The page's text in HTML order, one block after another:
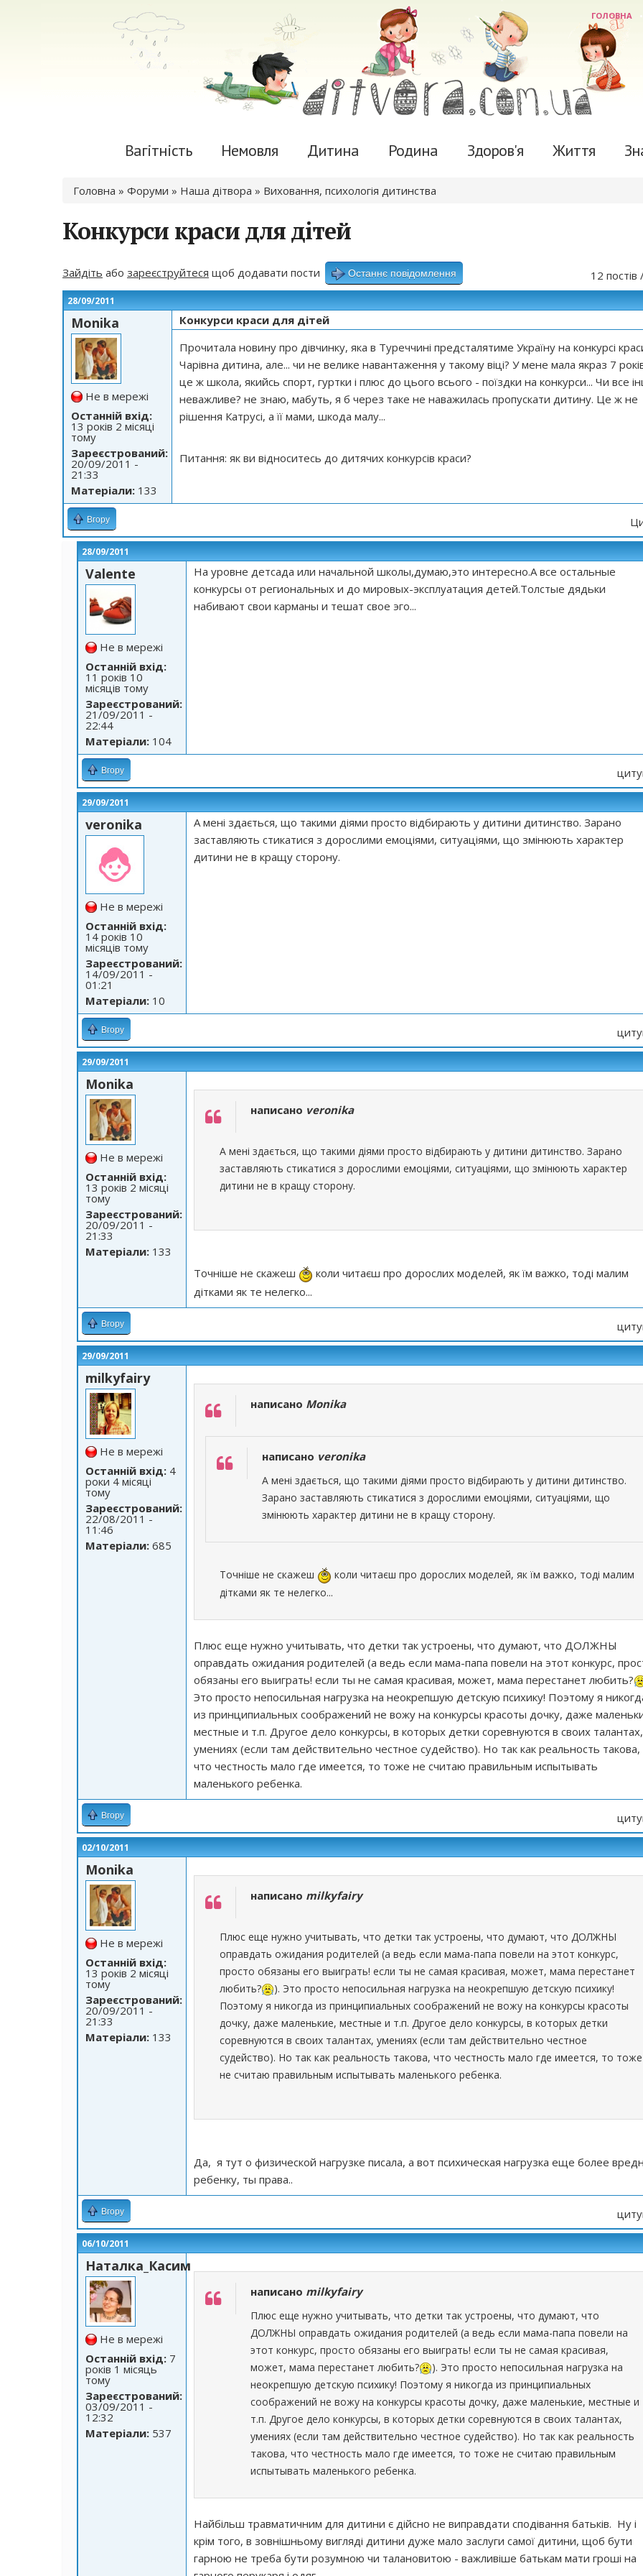
ГОЛОВНА
Вагітність Немовля Дитина Родина Здоров'я Життя
Ви є тут
Головна » Форуми » Наша дітвора » Виховання, психологія дитинства
Конкурси краси для дітей
12
Зайдіть або зареєструйтеся щоб додавати пости Останнє повідомлення
28/09/2011
Monika
Не в мережі
Останній вхід:
13 років 2 місяці
тому
Зареєстрований:
20/09/2011 -
21:33
Матеріали: 133
Конкурси краси для дітей
Прочитала новину про дівчинку, яка в Туреччині предсталятиме Україну на конкурсі
Чарівна дитина, але... чи не велике навантаження у такому віці? У мене мала якраз 7
це ж школа, якийсь спорт, гуртки і плюс до цього всього - поїздки на конкурси... Чи все
неважливе? не знаю, мабуть, я б через таке не наважилась пропускати дитину. Це ж не
рішення Катрусі, а її мами, шкода малу...
Питання: як ви відноситесь до дитячих конкурсів краси?
Вгору
28/09/2011
Valente
Не в мережі
Останній вхід:
11 років 10
місяців тому
Зареєстрований:
21/09/2011 -
22:44
Матеріали: 104
На уровне детсада или начальной школы,думаю,это интересно.А все остальные
конкурсы от региональных и до мировых-эксплуатация детей.Толстые дядьки
набивают свои карманы и тешат свое эго...
Вгору
29/09/2011
veronika
Не в мережі
Останній вхід:
14 років 10
місяців тому
Зареєстрований:
14/09/2011 -
01:21
Матеріали: 10
А мені здається, що такими діями просто відбирають у дитини дитинство. Зарано
заставляють стикатися з дорослими емоціями, ситуаціями, що змінюють характер
дитини не в кращу сторону.
Вгору
29/09/2011
Monika
Не в мережі
Останній вхід:
13 років 2 місяці
тому
Зареєстрований:
20/09/2011 -
21:33
Матеріали: 133
написано veronika
А мені здається, що такими діями просто відбирають у дитини дитинство. Зарано
заставляють стикатися з дорослими емоціями, ситуаціями, що змінюють характер
дитини не в кращу сторону.
Точніше не скажеш
коли читаєш про дорослих моделей, як їм важко, тоді малим
дітками як те нелегко...
Вгору
29/09/2011
milkyfairy
Не в мережі
Останній вхід: 4
роки 4 місяці
тому
Зареєстрований:
22/08/2011 -
11:46
Матеріали: 685
написано Monika
написано veronika
А мені здається, що такими діями просто відбирають у дитини дитинство.
Зарано заставляють стикатися з дорослими емоціями, ситуаціями, що
змінюють характер дитини не в кращу сторону.
Точніше не скажеш
коли читаєш про дорослих моделей, як їм важко, тоді малим
дітками як те нелегко...
Плюс еще нужно учитывать, что детки так устроены, что думают, что ДОЛЖНЫ
оправдать ожидания родителей (а ведь если мама-папа повели на этот конкурс,
обязаны его выиграть! если ты не самая красивая, может, мама перестанет любить?
Это просто непосильная нагрузка на неокрепшую детскую психику! Поэтому я
из принципиальных соображений не вожу на конкурсы красоты дочку, даже
местные и т.п. Другое дело конкурсы, в которых детки соревнуются в своих талантах,
умениях (если там действительно честное судейство). Но так как реальность такова,
что честность мало где имеется, то тоже не считаю правильным испытывать
маленького ребенка.
Вгору
02/10/2011
Monika
Не в мережі
Останній вхід:
13 років 2 місяці
тому
Зареєстрований:
20/09/2011 -
21:33
Матеріали: 133
написано milkyfairy
Плюс еще нужно учитывать, что детки так устроены, что думают, что ДОЛЖНЫ
оправдать ожидания родителей (а ведь если мама-папа повели на этот конкурс,
просто обязаны его выиграть! если ты не самая красивая, может, мама перестанет
любить?
). Это просто непосильная нагрузка на неокрепшую детскую психику!
Поэтому я никогда из принципиальных соображений не вожу на конкурсы красоты
дочку, даже маленькие, местные и т.п. Другое дело конкурсы, в которых детки
соревнуются в своих талантах, умениях (если там действительно честное
судейство). Но так как реальность такова, что честность мало где имеется, то тоже
не считаю правильным испытывать маленького ребенка.
Да, я тут о физической нагрузке писала, а вот психическая нагрузка еще более
ребенку, ты права..
Вгору
06/10/2011
Наталка_Касим
Не в мережі
Останній вхід: 7
років 1 місяць
тому
Зареєстрований:
03/09/2011 -
12:32
Матеріали: 537
написано milkyfairy
Плюс еще нужно учитывать, что детки так устроены, что думают, что
ДОЛЖНЫ оправдать ожидания родителей (а ведь если мама-папа повели на
этот конкурс, просто обязаны его выиграть! если ты не самая красивая,
может, мама перестанет любить?
). Это просто непосильная нагрузка на
неокрепшую детскую психику! Поэтому я никогда из принципиальных
соображений не вожу на конкурсы красоты дочку, даже маленькие, местные и
т.п. Другое дело конкурсы, в которых детки соревнуются в своих талантах,
умениях (если там действительно честное судейство). Но так как реальность
такова, что честность мало где имеется, то тоже не считаю правильным
испытывать маленького ребенка.
Найбільш травматичним для дитини є дійсно не виправдати сподівання батьків. Ну і
крім того, в зовнішньому вигляді дитини дуже мало заслуги самої дитини, щоб бути
гарною не треба бути розумною чи талановитою - важливіше батькам мати гроші на